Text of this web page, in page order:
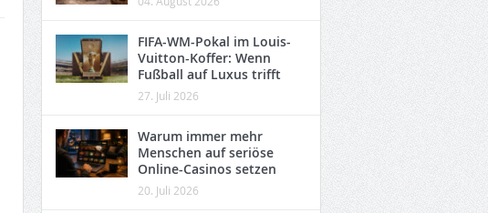
FIFA-WM-Pokal im Louis-
Vuitton-Koffer: Wenn
Fußball auf Luxus trifft
27. Juli 2026
Warum immer mehr
Menschen auf seriöse
Online-Casinos setzen
20. Juli 2026